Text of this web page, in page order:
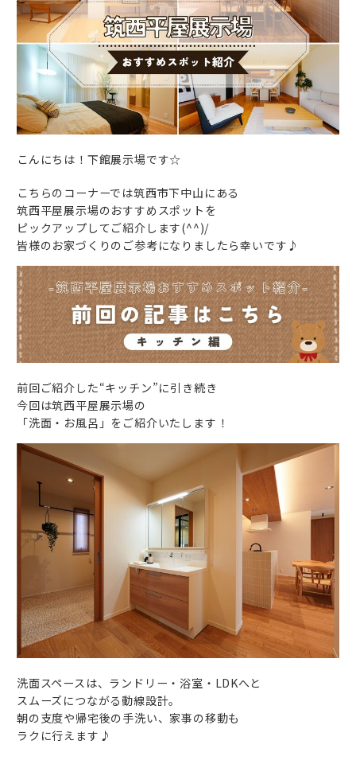
こんにちは！下館展示場です☆
こちらのコーナーでは筑西市下中山にある
筑西平屋展示場のおすすめスポットを
ピックアップしてご紹介します(^^)/
皆様のお家づくりのご参考になりましたら幸いです♪
前回ご紹介した“キッチン”に引き続き
今回は筑西平屋展示場の
「洗面・お風呂」をご紹介いたします！
洗面スペースは、ランドリー・浴室・LDKへと
スムーズにつながる動線設計。
朝の支度や帰宅後の手洗い、家事の移動も
ラクに行えます♪